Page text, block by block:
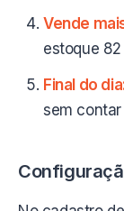
Vende
estoque 82
Final do
sem contar